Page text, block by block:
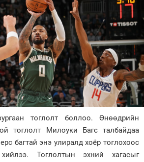
тоглолт боллоо. Өнөөдрийн
тоглолт Милоуки Багс талбайдаа
багтай энэ улиралд хоёр тоглохоос
Тоглолтын эхний хагасыг